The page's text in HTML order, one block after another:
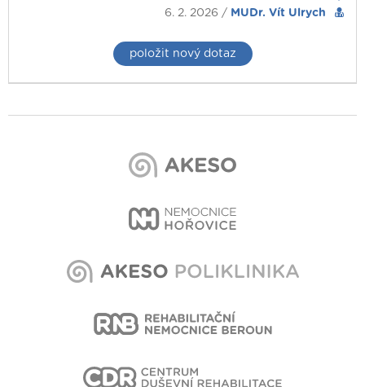
6. 2. 2026 / MUDr. Vít Ulrych
položit nový dotaz